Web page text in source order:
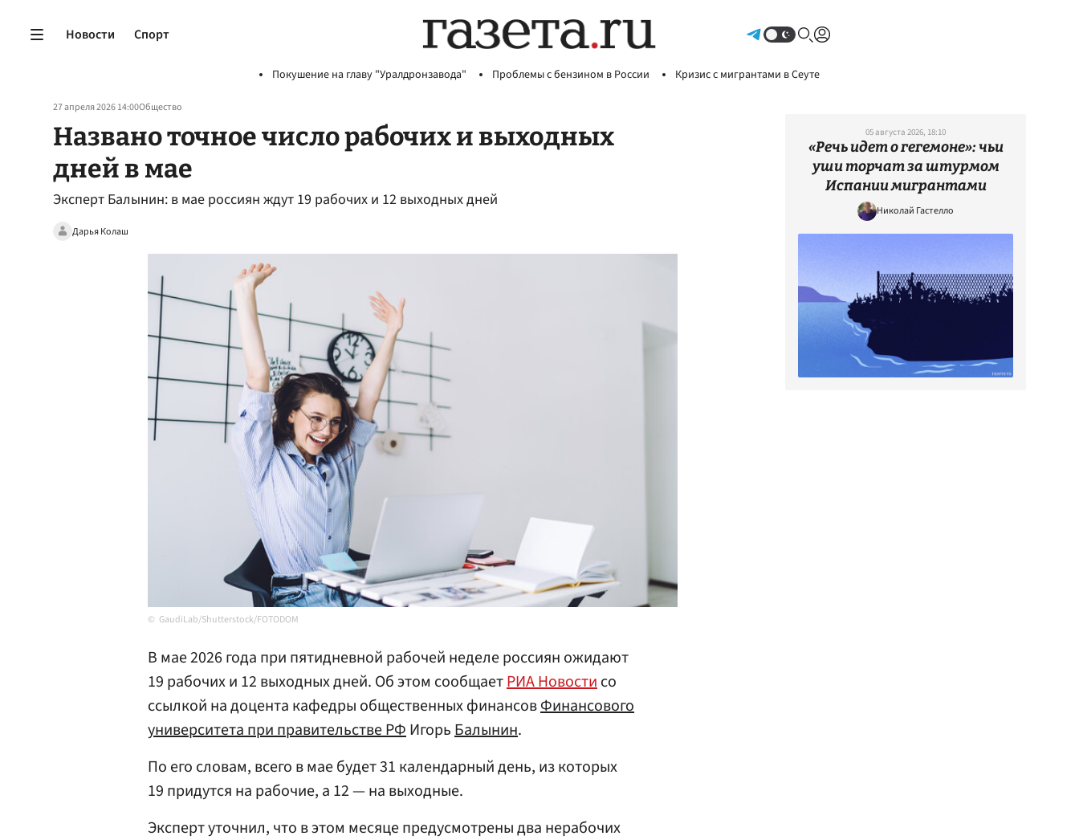
Новости Спорт
Покушение на главу "Уралдронзавода" Проблемы с бензином в России Кризис с мигрантами в Сеуте
27 апреля 2026 14:00Общество
Названо точное число рабочих и выходных
дней в мае
Эксперт Балынин: в мае россиян ждут 19 рабочих и 12 выходных дней
Дарья Колаш
GaudiLab/Shutterstock/FOTODOM
В мае 2026 года при пятидневной рабочей неделе россиян ожидают
19 рабочих и 12 выходных дней. Об этом сообщаетРИА Новостисо
ссылкой на доцента кафедры общественных финансовФинансового
университета при правительстве РФИгорьБалынин.
По его словам, всего в мае будет 31 календарный день, из которых
19 придутся на рабочие, а 12 — на выходные.
Эксперт уточнил, что в этом месяце предусмотрены два нерабочих
05 августа 2026, 18:10
«Речь идет о гегемоне»: чьи
уши торчат за штурмом
Испании мигрантами
Николай Гастелло